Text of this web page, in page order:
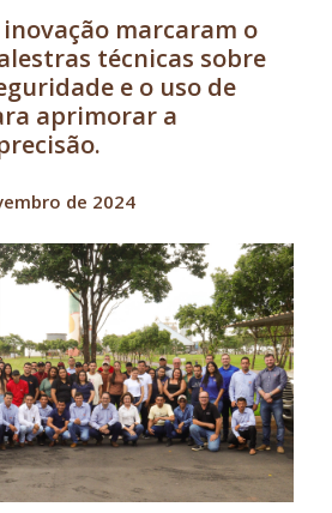
marcaram o
técnicas sobre
e o uso de
aprimorar a
de 2024